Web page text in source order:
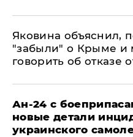
Яковина объяснил,
"забыли" о Крыме и
говорить об отказе
Ан-24 с
новые детали
украинского